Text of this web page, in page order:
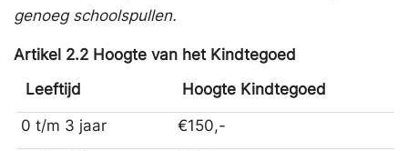
genoeg schoolspullen.
Artikel 2.2 Hoogte van het Kindtegoed
Leeftijd
Hoogte Kindtegoed
0 t/m 3 jaar
€150,-